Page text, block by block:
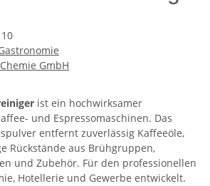
GmbH
ist ein hochwirksamer
und Espressomaschinen. Das
entfernt zuverlässig Kaffeeöle,
Rückstände aus Brühgruppen,
und Zubehör. Für den professionellen
Hotellerie und Gewerbe entwickelt.